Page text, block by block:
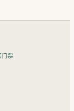
门票